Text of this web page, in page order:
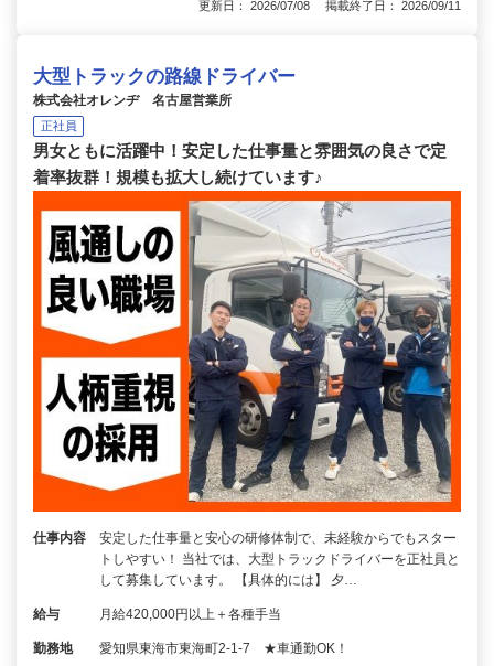
更新日： 2026/07/08 掲載終了日： 2026/09/11
大型トラックの路線ドライバー
株式会社オレンヂ 名古屋営業所
正社員
男女ともに活躍中！安定した仕事量と雰囲気の良さで定
着率抜群！規模も拡大し続けています♪
仕事内容
安定した仕事量と安心の研修体制で、未経験からでもスター
トしやすい！ 当社では、大型トラックドライバーを正社員と
して募集しています。 【具体的には】 夕…
給与 月給420,000円以上＋各種手当
勤務地 愛知県東海市東海町2-1-7 ★車通勤OK！